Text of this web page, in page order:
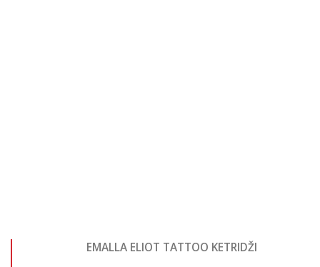
EMALLA ELIOT TATTOO KETRIDŽI